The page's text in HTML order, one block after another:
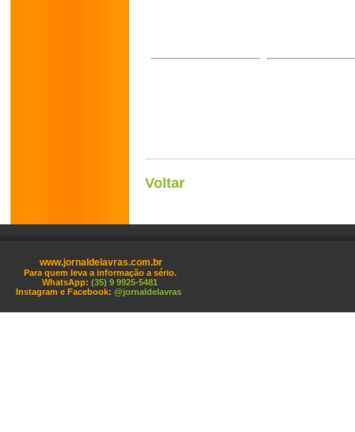
Voltar
www.jornaldelavras.com.br
Para quem leva a informação a sério.
WhatsApp: (35) 9 9925-5481
Instagram e Facebook: @jornaldelavras